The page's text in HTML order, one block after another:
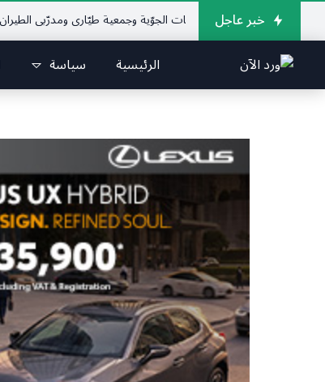
خبر عاجل
اللبناني للرياضات الجوّية وجمعية طيّاري ومدرّبي الطيران الشراعي
الرئيسية سياسة